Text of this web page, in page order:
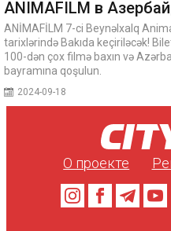
ANIMAFILM в
ANİMAFİLM 7-ci Beynəlxalq
tarixlərində Bakıda keçiriləcək!
100-dən çox filmə baxın və
bayramına qoşulun.
2024-09-18
О проекте